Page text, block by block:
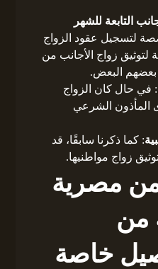
التابعة للشهر
لتسجيل عقود الزواج
لتوثيق زواج الأجانب من
البعض.
: في حال كان الزواج
المأذون الشرعي
: كما ذكرنا سابقًا، قد
زواج مواطنيها.
من مصرية
من
خاصة